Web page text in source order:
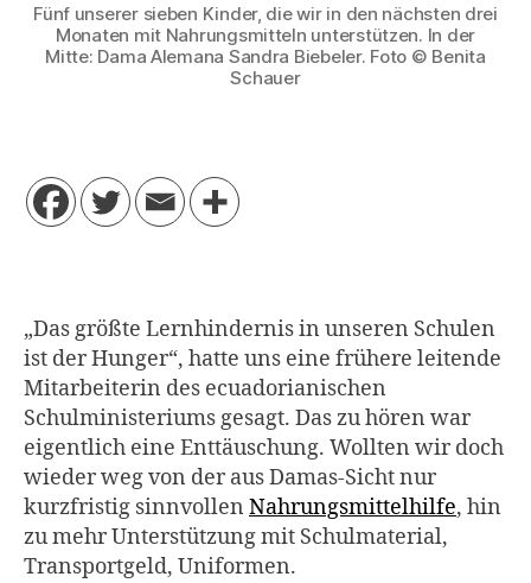
Fünf unserer sieben Kinder, die wir in den nächsten drei
Monaten mit Nahrungsmitteln unterstützen. In der
Mitte: Dama Alemana Sandra Biebeler. Foto © Benita
Schauer
„Das größte Lernhindernis in unseren Schulen
ist der Hunger“, hatte uns eine frühere leitende
Mitarbeiterin des ecuadorianischen
Schulministeriums gesagt. Das zu hören war
eigentlich eine Enttäuschung. Wollten wir doch
wieder weg von der aus Damas-Sicht nur
kurzfristig sinnvollen Nahrungsmittelhilfe, hin
zu mehr Unterstützung mit Schulmaterial,
Transportgeld, Uniformen.